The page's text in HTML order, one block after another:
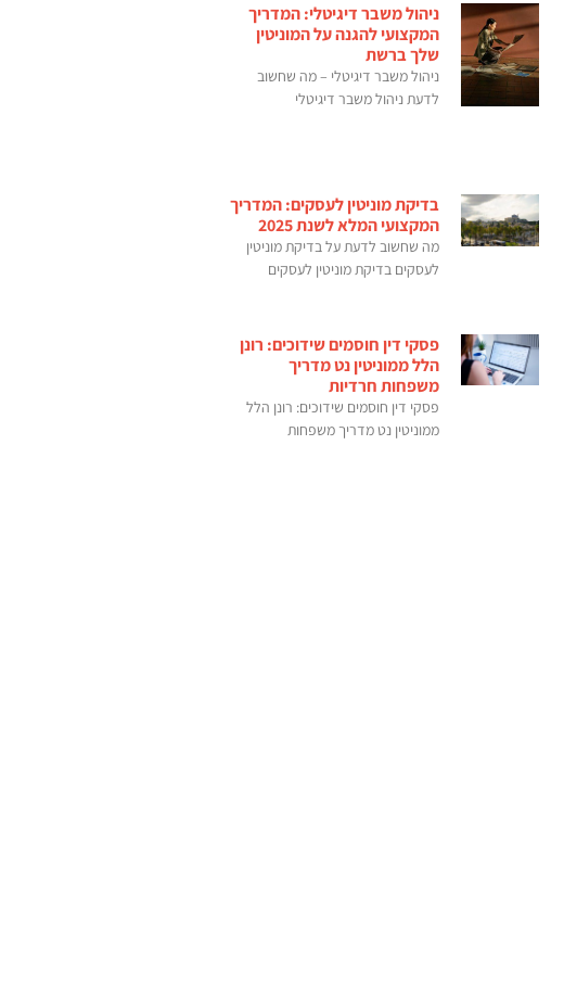
ניהול משבר דיגיטלי: המדריך
המקצועי להגנה על המוניטין
שלך ברשת
ניהול משבר דיגיטלי – מה שחשוב
לדעת ניהול משבר דיגיטלי
בדיקת מוניטין לעסקים: המדריך
המקצועי המלא לשנת 2025
מה שחשוב לדעת על בדיקת מוניטין
לעסקים בדיקת מוניטין לעסקים
פסקי דין חוסמים שידוכים: רונן
הלל ממוניטין נט מדריך
משפחות חרדיות
פסקי דין חוסמים שידוכים: רונן הלל
ממוניטין נט מדריך משפחות